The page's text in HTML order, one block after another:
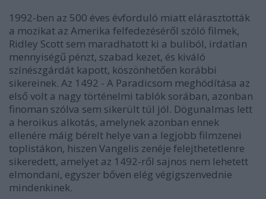
1992-ben az 500 éves évforduló miatt elárasztották
a mozikat az Amerika felfedezéséről szóló filmek,
Ridley Scott sem maradhatott ki a buliból, irdatlan
mennyiségű pénzt, szabad kezet, és kiváló
színészgárdát kapott, köszönhetően korábbi
sikereinek. Az 1492 - A Paradicsom meghódítása az
első volt a nagy történelmi tablók sorában, azonban
finoman szólva sem sikerült túl jól. Dögunalmas lett
a heroikus alkotás, amelynek azonban ennek
ellenére máig bérelt helye van a legjobb filmzenei
toplistákon, hiszen Vangelis zenéje felejthetetlenre
sikeredett, amelyet az 1492-ről sajnos nem lehetett
elmondani, egyszer bőven elég végigszenvednie
mindenkinek.